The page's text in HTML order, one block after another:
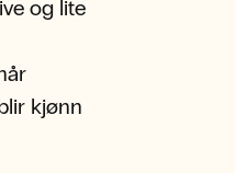
og lite
kjønn